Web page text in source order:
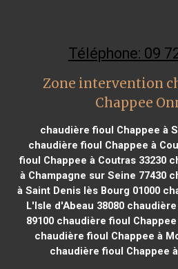
Téléphone: 09
Zone intervention
Chappee
chaudière fioul Chappee à
chaudière fioul Chappee à
fioul Chappee à Coutras 33230
à Champagne sur Seine 77430
à Saint Denis lès Bourg 01000
L'Isle d'Abeau 38080chaudière
89100chaudière fioul Chappee
chaudière fioul Chappee à
chaudière fioul Chappee